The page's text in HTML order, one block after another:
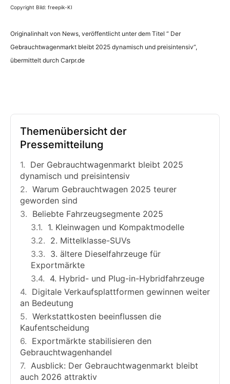
Copyright Bild: freepik-KI
Originalinhalt von News, veröffentlicht unter dem Titel “ Der
Gebrauchtwagenmarkt bleibt 2025 dynamisch und preisintensiv“,
übermittelt durch Carpr.de
Themenübersicht der
Pressemitteilung
Der Gebrauchtwagenmarkt bleibt 2025
dynamisch und preisintensiv
Warum Gebrauchtwagen 2025 teurer
geworden sind
Beliebte Fahrzeugsegmente 2025
1. Kleinwagen und Kompaktmodelle
2. Mittelklasse-SUVs
3. ältere Dieselfahrzeuge für
Exportmärkte
4. Hybrid- und Plug-in-Hybridfahrzeuge
Digitale Verkaufsplattformen gewinnen weiter
an Bedeutung
Werkstattkosten beeinflussen die
Kaufentscheidung
Exportmärkte stabilisieren den
Gebrauchtwagenhandel
Ausblick: Der Gebrauchtwagenmarkt bleibt
auch 2026 attraktiv